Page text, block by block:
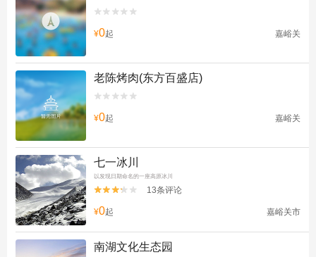


¥0起 嘉峪关
老陈烤肉(东方百盛店)


¥0起 嘉峪关
七一冰川
以发现日期命名的一座高原冰川

 13条评论
¥0起 嘉峪关市
南湖文化生态园